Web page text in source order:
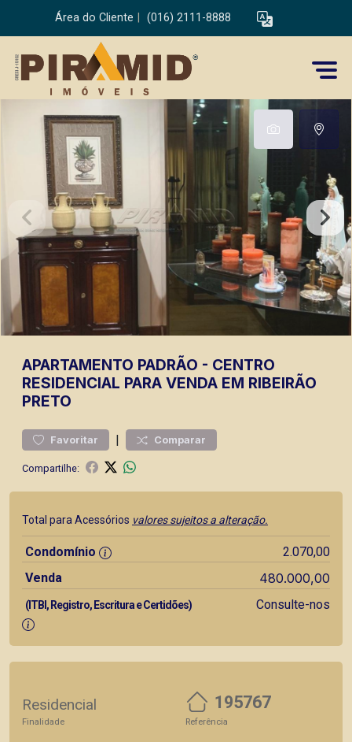
Área do Cliente (016) 2111-8888
APARTAMENTO PADRÃO - CENTRO
RESIDENCIAL PARA VENDA EM RIBEIRÃO
PRETO
Favoritar | Comparar
Compartilhe:
Total para Acessórios valores sujeitos a alteração.
Condomínio
2.070,00
Venda
480.000,00
(ITBI, Registro, Escritura e Certidões) Consulte-nos
Residencial
Finalidade
195767
Referência